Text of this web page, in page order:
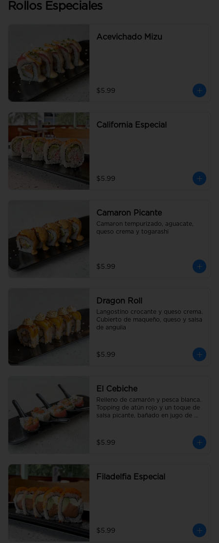
Rollos Especiales
Acevichado Mizu
$5.99
California Especial
$5.99
Camaron Picante
Camaron tempurizado, aguacate,
queso crema y togarashi
$5.99
Dragon Roll
Langostino crocante y queso crema.
Cubierto de maqueño, queso y salsa
de anguila
$5.99
El Cebiche
Relleno de camarón y pesca blanca.
Topping de atún rojo y un toque de
salsa picante, bañado en jugo de
$5.99
Filadelfia Especial
$5.99